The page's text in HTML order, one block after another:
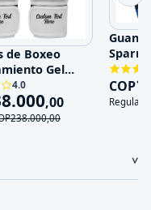
de Boxeo
Gel
de Impactos
4.0
,00
238.000,00
COP
Regular: